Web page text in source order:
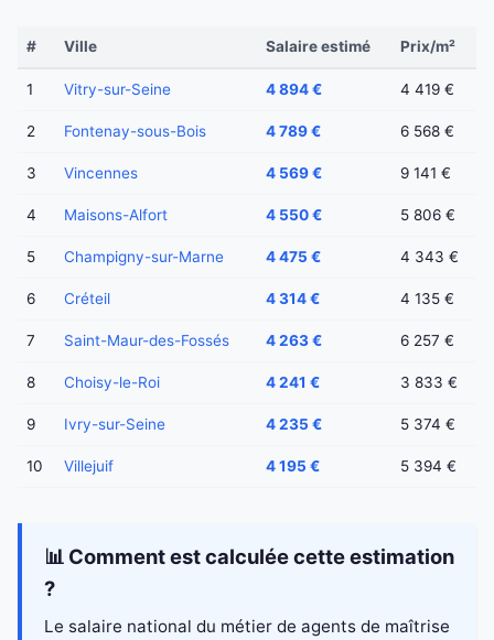
# Ville Salaire estimé Prix/m²
1 Vitry-sur-Seine 4 894 € 4 419 €
2 Fontenay-sous-Bois 4 789 € 6 568 €
3 Vincennes 4 569 € 9 141 €
4 Maisons-Alfort 4 550 € 5 806 €
5 Champigny-sur-Marne 4 475 € 4 343 €
6 Créteil 4 314 € 4 135 €
7 Saint-Maur-des-Fossés 4 263 € 6 257 €
8 Choisy-le-Roi 4 241 € 3 833 €
9 Ivry-sur-Seine 4 235 € 5 374 €
10 Villejuif 4 195 € 5 394 €
📊 Comment est calculée cette estimation
?
Le salaire national du métier de agents de maîtrise